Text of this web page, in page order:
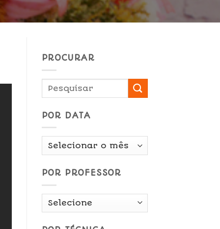
PROCURAR
POR DATA
Por
POR PROFESSOR